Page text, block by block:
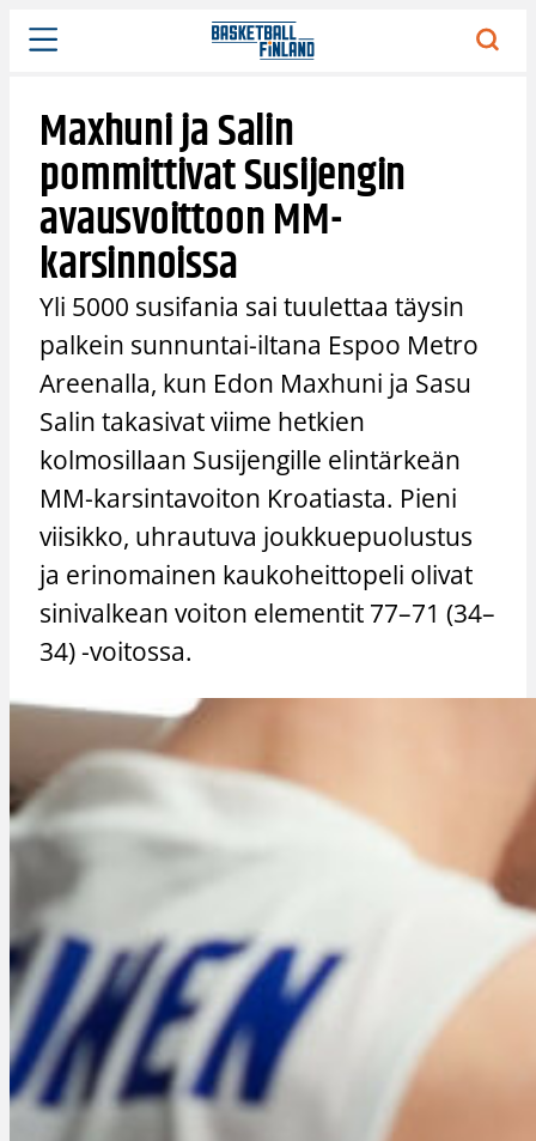
Siirry
sisältöön
Maxhuni ja Salin
pommittivat Susijengin
avausvoittoon MM-
karsinnoissa
Yli 5000 susifania sai tuulettaa täysin
palkein sunnuntai-iltana Espoo Metro
Areenalla, kun Edon Maxhuni ja Sasu
Salin takasivat viime hetkien
kolmosillaan Susijengille elintärkeän
MM-karsintavoiton Kroatiasta. Pieni
viisikko, uhrautuva joukkuepuolustus
ja erinomainen kaukoheittopeli olivat
sinivalkean voiton elementit 77–71 (34–
34) -voitossa.